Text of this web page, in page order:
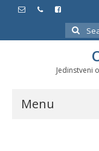
Search
for:
Jedinstveni
Menu